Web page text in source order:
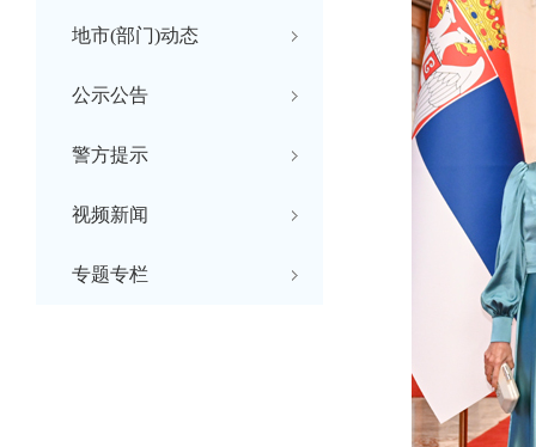
地市(部门)动态
公示公告
警方提示
视频新闻
专题专栏